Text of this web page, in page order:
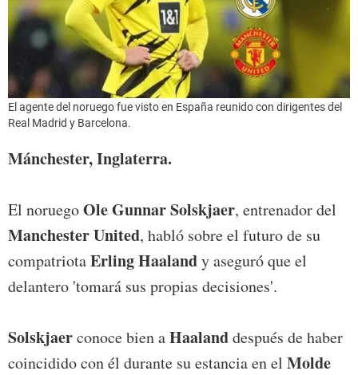
El agente del noruego fue visto en España reunido con dirigentes del
Real Madrid y Barcelona.
Mánchester, Inglaterra.
El noruegoOle Gunnar Solskjaer, entrenador del
Manchester United, habló sobre el futuro de su
compatriotaErling Haalandy aseguró que el
delantero 'tomará sus propias decisiones'.
Solskjaerconoce bien aHaalanddespués de haber
coincidido con él durante su estancia en el Molde